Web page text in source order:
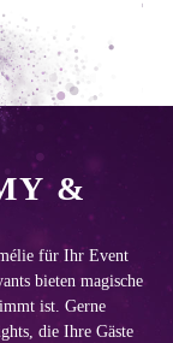
&
für Ihr Event
bieten magische
ist. Gerne
die Ihre Gäste